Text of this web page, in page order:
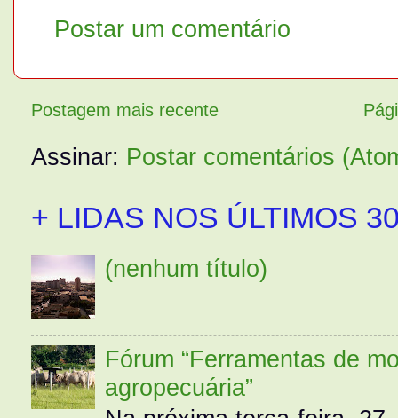
Postar um comentário
Postagem mais recente
Assinar: Postar comentários
+ LIDAS NOS ÚLTIMOS
(nenhum título)
Fórum “Ferramentas de
agropecuária”